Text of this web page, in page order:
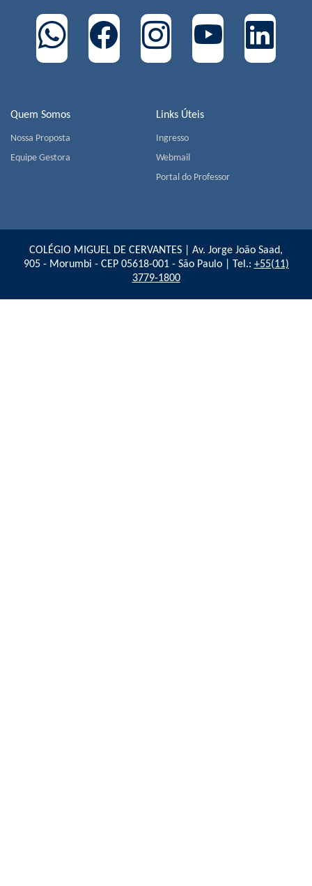
Quem Somos
Nossa Proposta
Equipe Gestora
Links Úteis
Ingresso
Webmail
Portal do Professor
COLÉGIO MIGUEL DE CERVANTES | Av. Jorge João Saad,
905 - Morumbi - CEP 05618-001 - São Paulo | Tel.: +55(11)
3779-1800